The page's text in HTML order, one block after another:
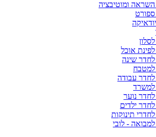
השראה ומוטיבציה
ספורט
אוכל
שינה
למטבח
לחדר עבודה
למשרד
נוער
ילדים
תינוקות
- לובי